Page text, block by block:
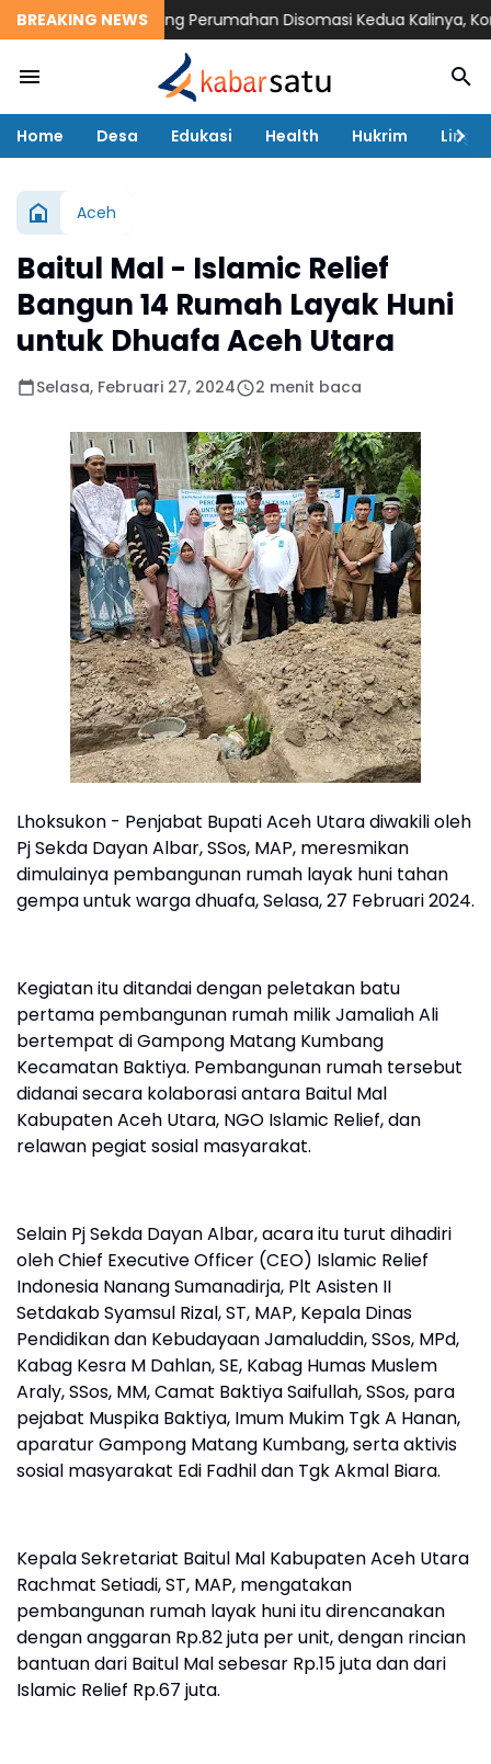
BREAKING NEWS
Pengembang Perumahan Disomasi Kedua Kalinya,
Home Desa Edukasi Health Hukrim
Aceh
Baitul Mal - Islamic Relief
Bangun 14 Rumah Layak Huni
untuk Dhuafa Aceh Utara
Selasa, Februari 27, 2024 2 menit baca
Lhoksukon - Penjabat Bupati Aceh Utara diwakili oleh
Pj Sekda Dayan Albar, SSos, MAP, meresmikan
dimulainya pembangunan rumah layak huni tahan
gempa untuk warga dhuafa, Selasa, 27 Februari 2024.
Kegiatan itu ditandai dengan peletakan batu
pertama pembangunan rumah milik Jamaliah Ali
bertempat di Gampong Matang Kumbang
Kecamatan Baktiya. Pembangunan rumah tersebut
didanai secara kolaborasi antara Baitul Mal
Kabupaten Aceh Utara, NGO Islamic Relief, dan
relawan pegiat sosial masyarakat.
Selain Pj Sekda Dayan Albar, acara itu turut dihadiri
oleh Chief Executive Officer (CEO) Islamic Relief
Indonesia Nanang Sumanadirja, Plt Asisten II
Setdakab Syamsul Rizal, ST, MAP, Kepala Dinas
Pendidikan dan Kebudayaan Jamaluddin, SSos, MPd,
Kabag Kesra M Dahlan, SE, Kabag Humas Muslem
Araly, SSos, MM, Camat Baktiya Saifullah, SSos, para
pejabat Muspika Baktiya, Imum Mukim Tgk A Hanan,
aparatur Gampong Matang Kumbang, serta aktivis
sosial masyarakat Edi Fadhil dan Tgk Akmal Biara.
Kepala Sekretariat Baitul Mal Kabupaten Aceh Utara
Rachmat Setiadi, ST, MAP, mengatakan
pembangunan rumah layak huni itu direncanakan
dengan anggaran Rp.82 juta per unit, dengan rincian
bantuan dari Baitul Mal sebesar Rp.15 juta dan dari
Islamic Relief Rp.67 juta.